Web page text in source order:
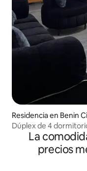
Residencia en Benin
Dúplex de 4
La
precios